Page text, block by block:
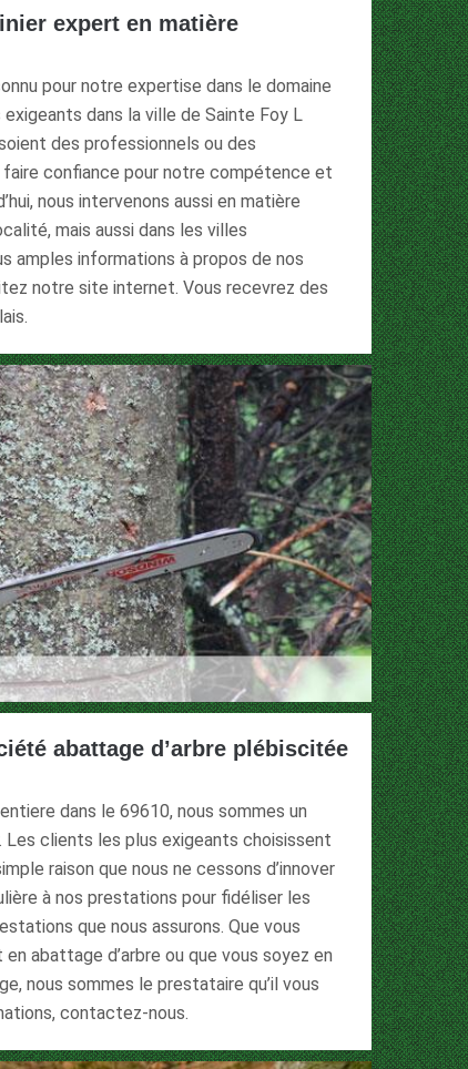
expert en matière
pour notre expertise dans le domaine
dans la ville de Sainte Foy L
des professionnels ou des
confiance pour notre compétence et
nous intervenons aussi en matière
mais aussi dans les villes
amples informations à propos de nos
notre site internet. Vous recevrez des
abattage d’arbre plébiscitée
dans le 69610, nous sommes un
Les clients les plus exigeants choisissent
raison que nous ne cessons d’innover
à nos prestations pour fidéliser les
que nous assurons. Que vous
abattage d’arbre ou que vous soyez en
nous sommes le prestataire qu’il vous
contactez-nous.